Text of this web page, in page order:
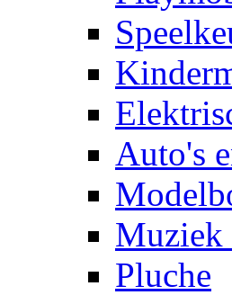
Auto's
Muziek
Pluche